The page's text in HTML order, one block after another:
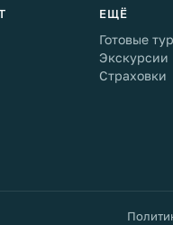
ЕЩЁ
Готовые
Экскурсии
Страховки